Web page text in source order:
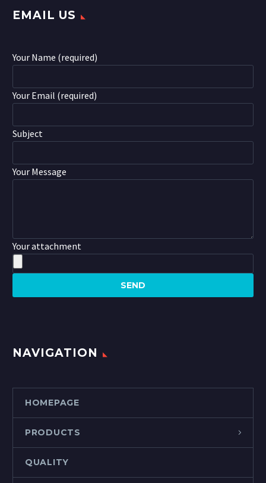
EMAIL US
Your Name (required)
Your Email (required)
Subject
Your Message
Your attachment
NAVIGATION
HOMEPAGE
PRODUCTS
QUALITY